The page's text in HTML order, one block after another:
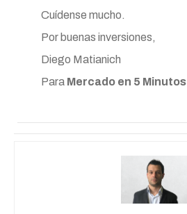
Cuídense mucho.
Por buenas inversiones,
Diego Matianich
Para Mercado en 5 Minutos